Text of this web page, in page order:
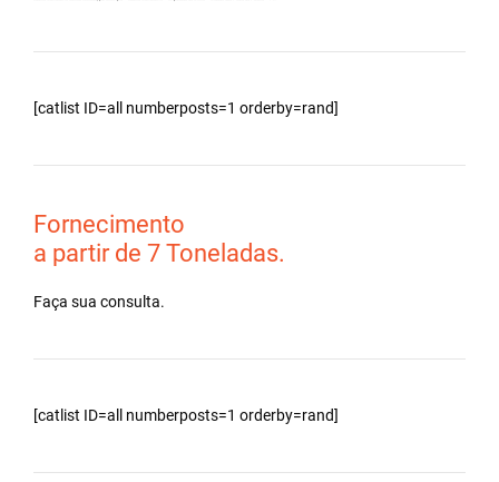
[catlist ID=all numberposts=1 orderby=rand]
Fornecimento
a partir de 7 Toneladas.
Faça sua consulta.
[catlist ID=all numberposts=1 orderby=rand]